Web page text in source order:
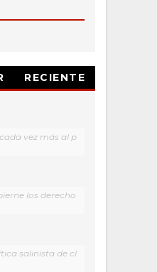
RECIENTE
vez más al p
los derecho
salinista de cl